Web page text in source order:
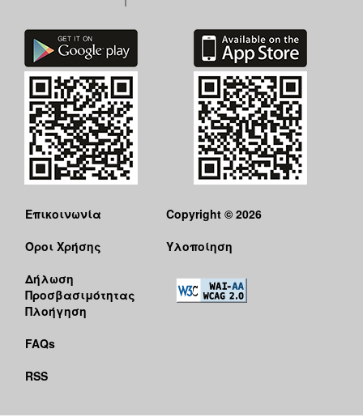
Επικοινωνία
Όροι Χρήσης
Δήλωση
Προσβασιμότητας
Πλοήγηση
FAQs
RSS
Copyright © 2026
Υλοποίηση